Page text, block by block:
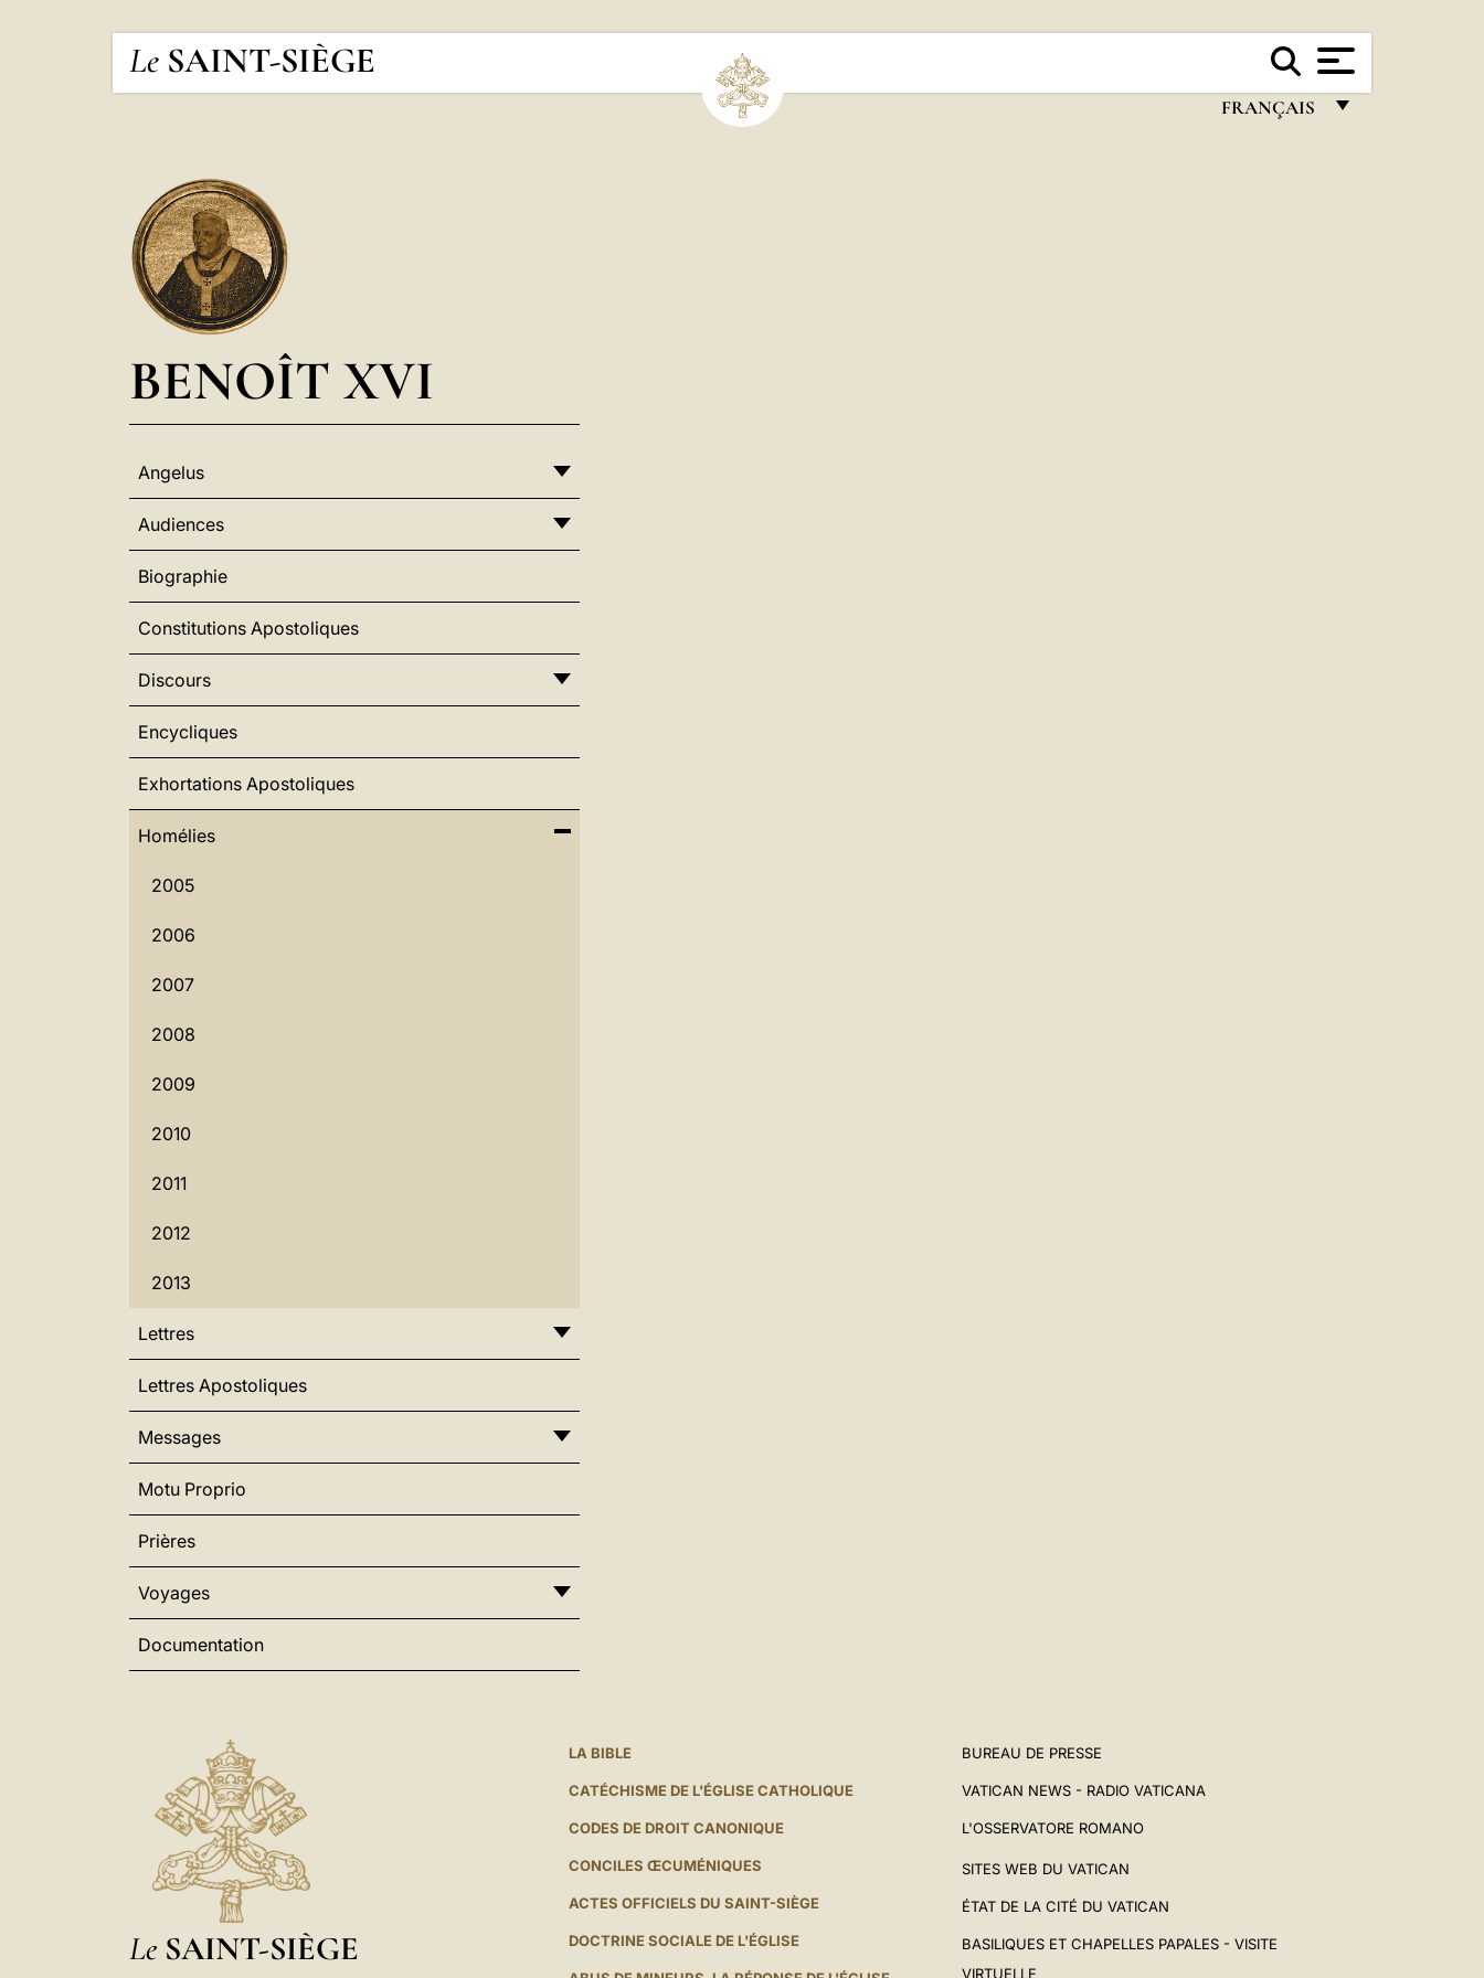
Le SAINT-SIÈGE
FRANÇAIS
BENOÎT XVI
Angelus
Audiences
Biographie
Constitutions Apostoliques
Discours
Encycliques
Exhortations Apostoliques
Homélies
2005
2006
2007
2008
2009
2010
2011
2012
2013
Lettres
Lettres Apostoliques
Messages
Motu Proprio
Prières
Voyages
Documentation
Le SAINT-SIÈGE
LA BIBLE
CATÉCHISME DE L'ÉGLISE CATHOLIQUE
CODES DE DROIT CANONIQUE
CONCILES ŒCUMÉNIQUES
ACTES OFFICIELS DU SAINT-SIÈGE
DOCTRINE SOCIALE DE L'ÉGLISE
BUREAU DE PRESSE
VATICAN NEWS - RADIO VATICANA
L'OSSERVATORE ROMANO
SITES WEB DU VATICAN
ÉTAT DE LA CITÉ DU VATICAN
BASILIQUES ET CHAPELLES PAPALES - VISITE
VIRTUELLE